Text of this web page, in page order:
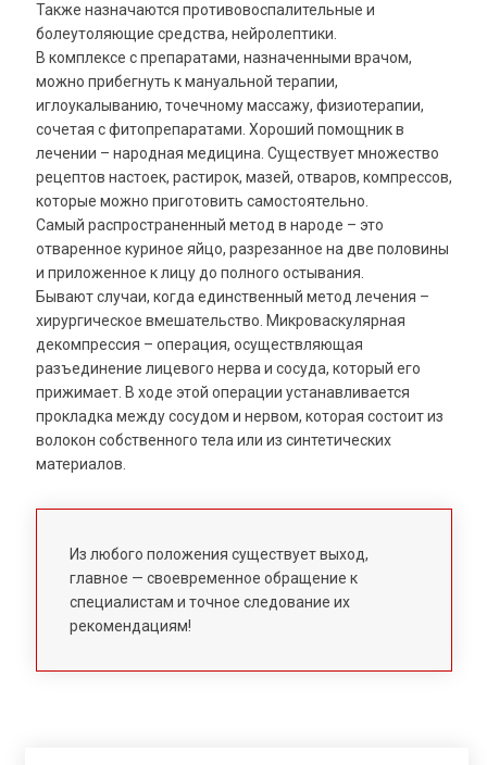
Также назначаются противовоспалительные и
болеутоляющие средства, нейролептики.
В комплексе с препаратами, назначенными врачом,
можно прибегнуть к мануальной терапии,
иглоукалыванию, точечному массажу, физиотерапии,
сочетая с фитопрепаратами. Хороший помощник в
лечении – народная медицина. Существует множество
рецептов настоек, растирок, мазей, отваров, компрессов,
которые можно приготовить самостоятельно.
Самый распространенный метод в народе – это
отваренное куриное яйцо, разрезанное на две половины
и приложенное к лицу до полного остывания.
Бывают случаи, когда единственный метод лечения –
хирургическое вмешательство. Микроваскулярная
декомпрессия – операция, осуществляющая
разъединение лицевого нерва и сосуда, который его
прижимает. В ходе этой операции устанавливается
прокладка между сосудом и нервом, которая состоит из
волокон собственного тела или из синтетических
материалов.
Из любого положения существует выход,
главное — своевременное обращение к
специалистам и точное следование их
рекомендациям!